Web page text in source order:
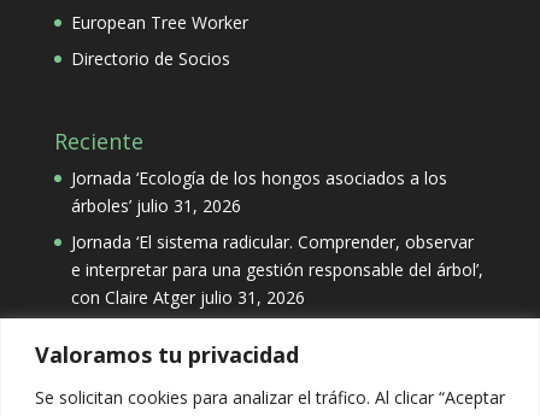
Valoramos tu privacidad
Se solicitan cookies para analizar el tráfico. Al clicar “Aceptar
European Tree Worker
Directorio de Socios
Reciente
Jornada ‘Ecología de los hongos asociados a los
árboles’ julio 31, 2026
Jornada ‘El sistema radicular. Comprender, observar
e interpretar para una gestión responsable del árbol’,
con Claire Atger julio 31, 2026